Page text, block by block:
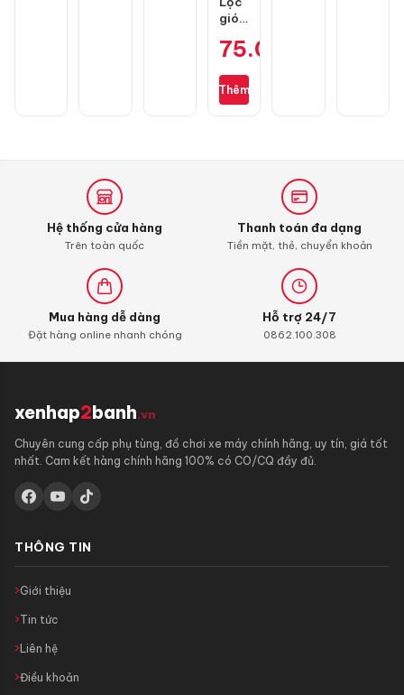
gió
cho
S110,
RSX
con)
75.000
Thêm
Hệ thống cửa hàng
Trên toàn quốc
Thanh toán đa dạng
Tiền mặt, thẻ, chuyển khoản
Mua hàng dễ dàng
Đặt hàng online nhanh chóng
Hỗ trợ 24/7
0862.100.308
xenhap2banh.vn
Chuyên cung cấp phụ tùng, đồ chơi xe máy chính hãng, uy tín, giá tốt
nhất. Cam kết hàng chính hãng 100% có CO/CQ đầy đủ.
THÔNG TIN
Giới thiệu
Tin tức
Liên hệ
Điều khoản